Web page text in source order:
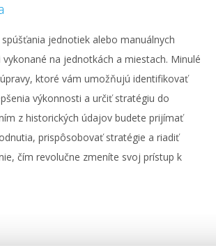
jednotiek alebo manuálnych
na jednotkách a miestach. Minulé
ktoré vám umožňujú identifikovať
výkonnosti a určiť stratégiu do
z historických údajov budete prijímať
prispôsobovať stratégie a riadiť
čím revolučne zmeníte svoj prístup k